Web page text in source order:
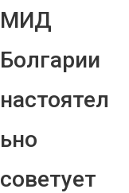
МИД
Болгарии
настоятел
ьно
советует